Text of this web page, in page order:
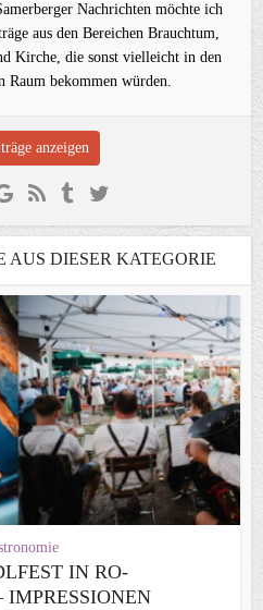
Nachrichten möchte ich
aus den Bereichen Brauchtum,
Kirche, die sonst vielleicht in den
Raum bekommen würden.
anzeigen
DIESER KATEGORIE
IN RO-
IMPRESSIONEN